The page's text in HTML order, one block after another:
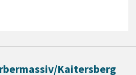
Kaitersberg